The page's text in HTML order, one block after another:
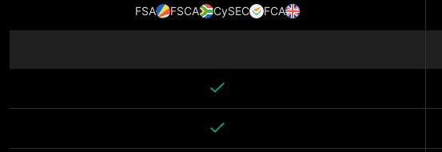
FCA
CySEC
FSCA
FSA